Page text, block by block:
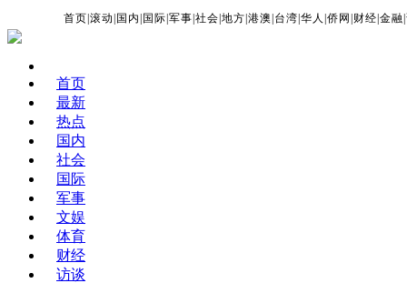
首页 |滚动 国内 国际 |军事 |社会 |地方 |港澳 台湾 |华人 |侨网 财经 |金融 |
首页
最新
热点
国内
社会
国际
军事
文娱
体育
财经
访谈